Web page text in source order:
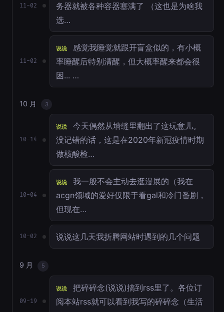
11-02
务器就被各种容器塞满了 （这也是为啥我
选…
11-02
说说
感觉我睡觉就跟开盲盒似的，有小概
率睡醒后特别清醒，但大概率醒来都会很
困... …
10 月 3
10-14
说说
今天偶然从墙缝里翻出了这玩意儿。
没记错的话，这是在2020年新冠疫情时期
做核酸检…
10-04
说说
我一般不会主动去逛漫展的（我在
acgn领域的爱好仅限于看gal和冷门番剧，
但现在…
10-02 说说这几天我折腾网站时遇到的几个问题
9 月 5
09-19
说说
把碎碎念(说说)搞到rss里了。各位订
阅本站rss就可以看到我写的碎碎念（生活